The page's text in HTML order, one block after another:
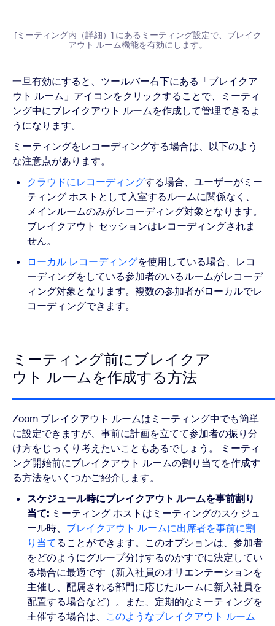
[ミーティング内（詳細）] にあるミーティング設定で、ブレイク
アウト ルーム機能を有効にします。
一旦有効にすると、ツールバー右下にある「ブレイクア
ウト ルーム」アイコンをクリックすることで、ミーティ
ング中にブレイクアウト ルームを作成して管理できるよ
うになります。
ミーティングをレコーディングする場合は、以下のよう
な注意点があります。
クラウドにレコーディングする場合、ユーザーがミー
ティング ホストとして入室するルームに関係なく、
メインルームのみがレコーディング対象となります。
ブレイクアウト セッションはレコーディングされま
せん。
ローカル レコーディングを使用している場合、レコ
ーディングをしている参加者のいるルームがレコーデ
ィング対象となります。複数の参加者がローカルでレ
コーディングできます。
ミーティング前にブレイクア
ウト ルームを作成する方法
Zoom ブレイクアウト ルームはミーティング中でも簡単
に設定できますが、事前に計画を立てて参加者の振り分
け方をじっくり考えたいこともあるでしょう。 ミーティ
ング開始前にブレイクアウト ルームの割り当てを作成す
る方法をいくつかご紹介します。
スケジュール時にブレイクアウト ルームを事前割り
当て: ミーティング ホストはミーティングのスケジュ
ール時、 ブレイクアウト ルームに出席者を事前に割
り当てることができます。このオプションは、参加者
をどのようにグループ分けするのかすでに決定してい
る場合に最適です（新入社員のオリエンテーションを
主催し、配属される部門に応じたルームに新入社員を
配置する場合など）。また、定期的なミーティングを
主催する場合は、 このようなブレイクアウト ルーム